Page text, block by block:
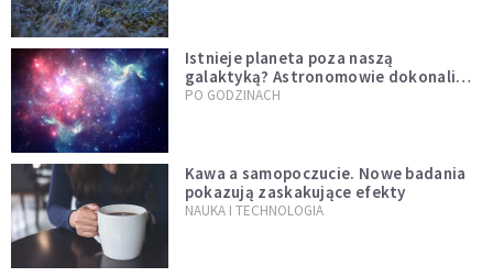
Istnieje planeta poza naszą
galaktyką? Astronomowie dokonali
niezwykłego odkrycia
PO GODZINACH
Kawa a samopoczucie. Nowe badania
pokazują zaskakujące efekty
NAUKA I TECHNOLOGIA